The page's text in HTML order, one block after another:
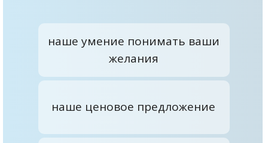
наше умение понимать ваши
желания
наше ценовое предложение